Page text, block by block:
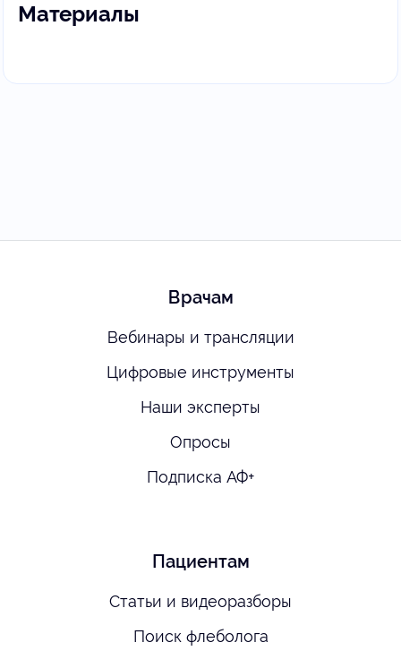
Материалы
Врачам
Вебинары и трансляции
Цифровые инструменты
Наши эксперты
Опросы
Подписка АФ+
Пациентам
Статьи и видеоразборы
Поиск флеболога